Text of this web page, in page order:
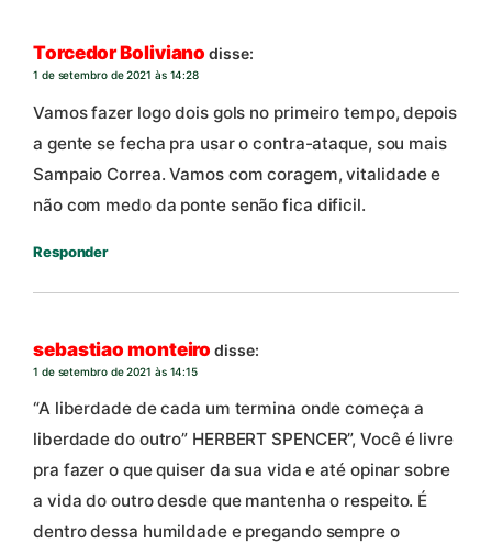
Torcedor Boliviano disse:
1 de setembro de 2021 às 14:28
Vamos fazer logo dois gols no primeiro tempo, depois
a gente se fecha pra usar o contra-ataque, sou mais
Sampaio Correa. Vamos com coragem, vitalidade e
não com medo da ponte senão fica dificil.
Responder
sebastiao monteiro disse:
1 de setembro de 2021 às 14:15
“A liberdade de cada um termina onde começa a
liberdade do outro” HERBERT SPENCER”, Você é livre
pra fazer o que quiser da sua vida e até opinar sobre
a vida do outro desde que mantenha o respeito. É
dentro dessa humildade e pregando sempre o